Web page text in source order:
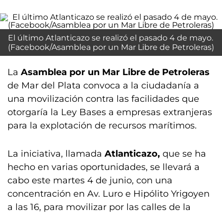
El último Atlanticazo se realizó el pasado 4 de mayo.
(Facebook/Asamblea por un Mar Libre de Petroleras)
La Asamblea por un Mar Libre de Petroleras
de Mar del Plata convoca a la ciudadanía a
una movilización contra las facilidades que
otorgaría la Ley Bases a empresas extranjeras
para la explotación de recursos marítimos.
La iniciativa, llamada Atlanticazo, que se ha
hecho en varias oportunidades, se llevará a
cabo este martes 4 de junio, con una
concentración en Av. Luro e Hipólito Yrigoyen
a las 16, para movilizar por las calles de la